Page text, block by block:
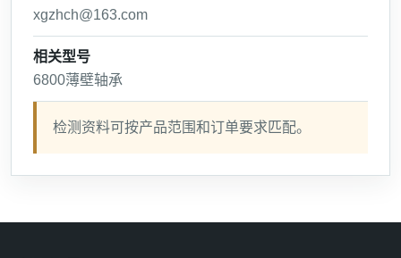
xgzhch@163.com
相关型号
6800薄壁轴承
检测资料可按产品范围和订单要求匹配。